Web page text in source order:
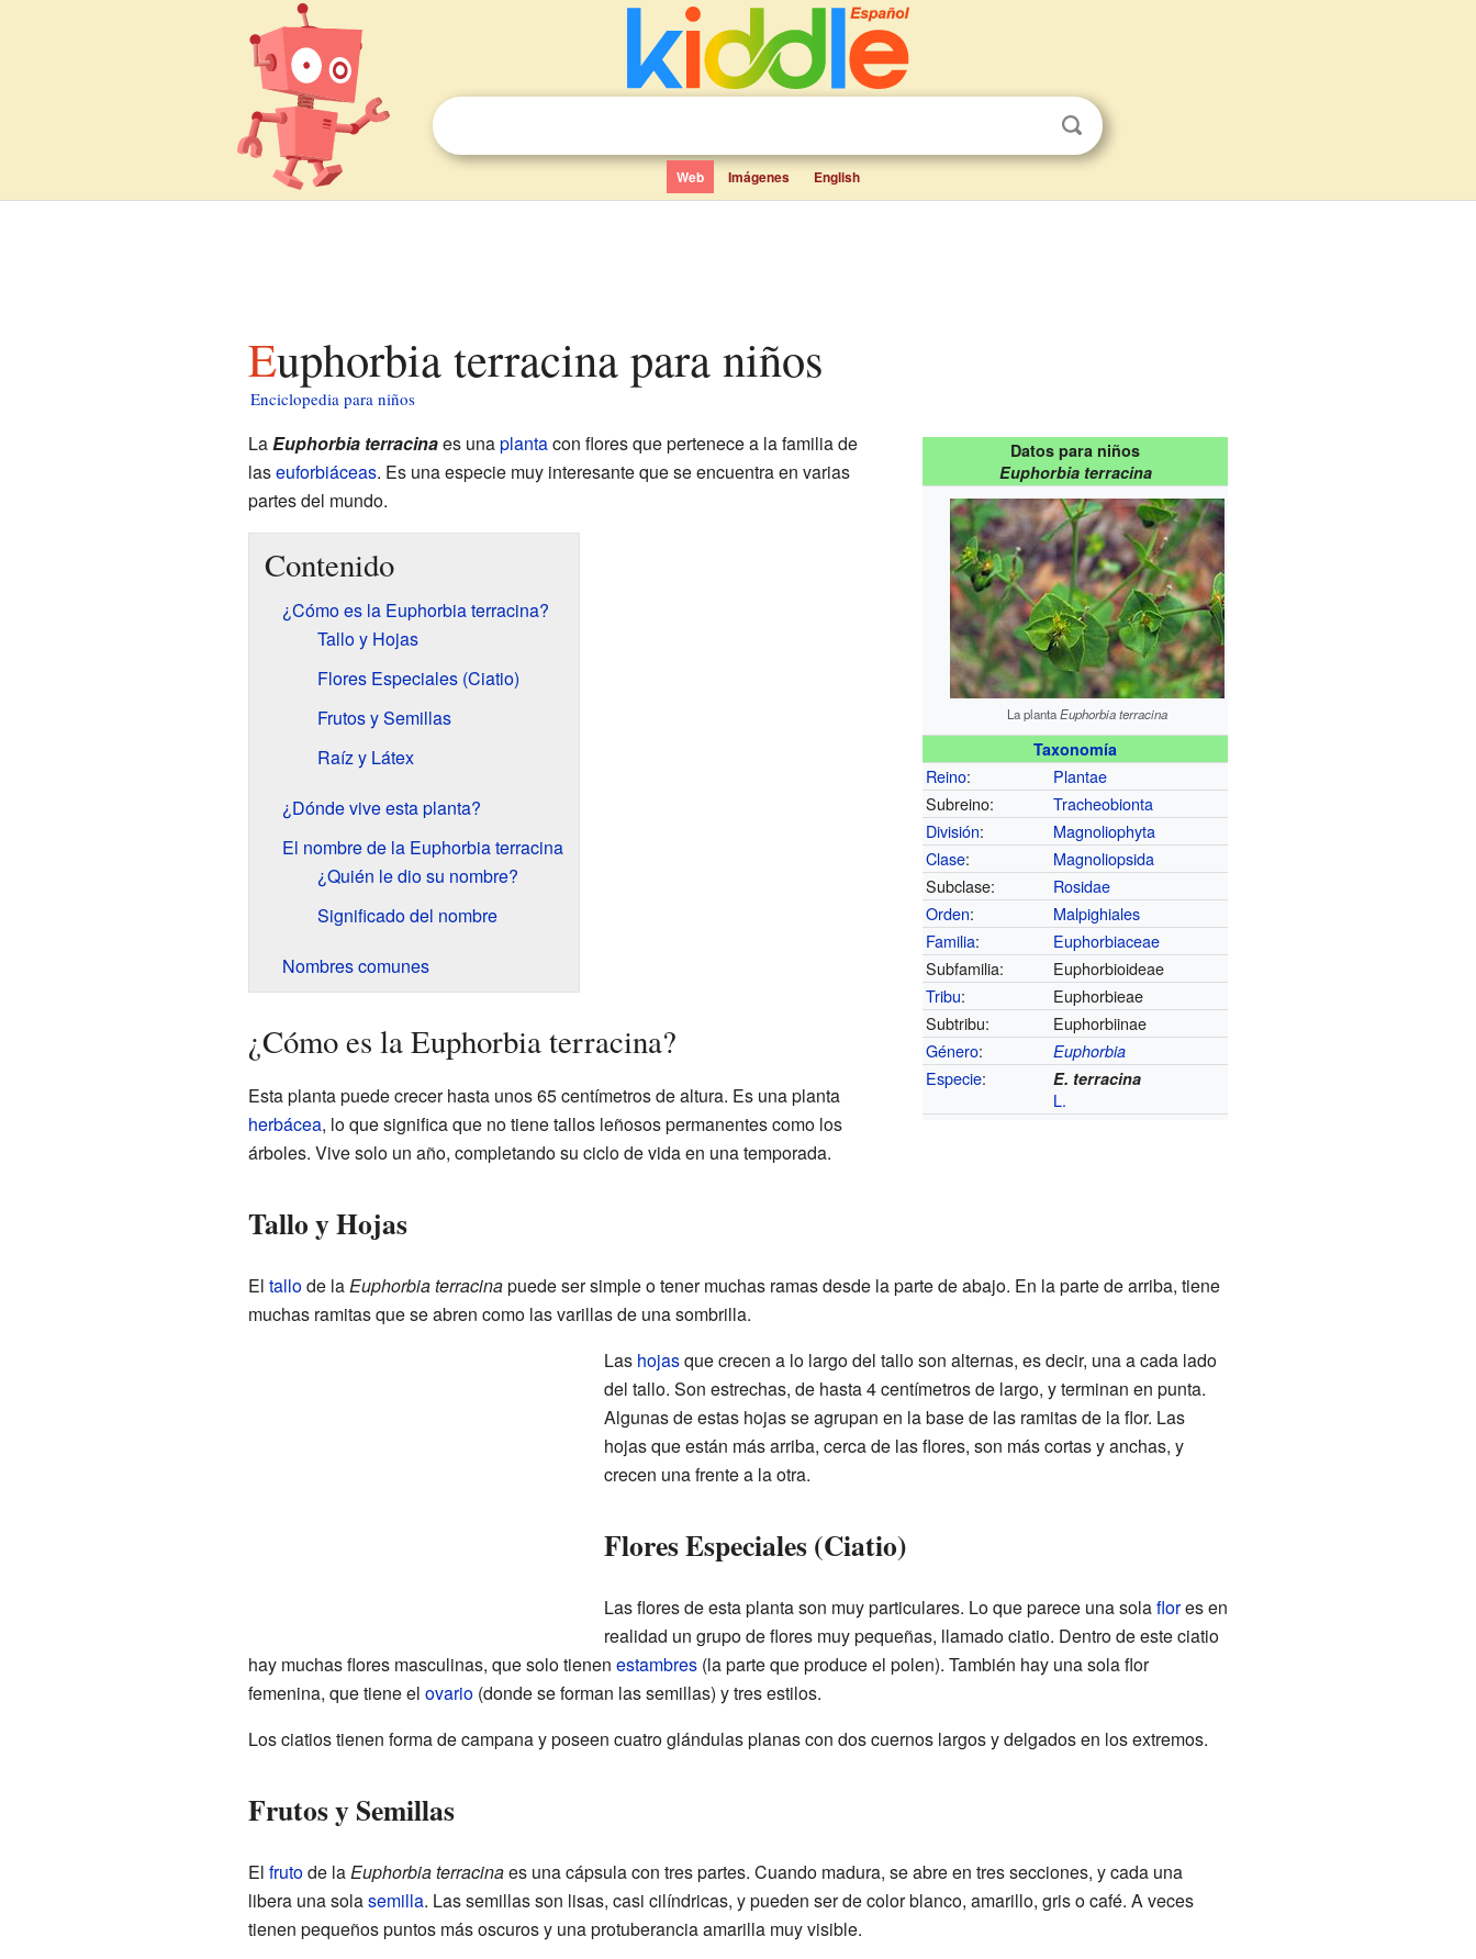
Web Imágenes English
Euphorbia terracina para niños
Enciclopedia para niños
Datos para niños
Euphorbia terracina
La plantaEuphorbia terracina
Taxonomía
Reino:
Plantae
Subreino:
Tracheobionta
División:
Magnoliophyta
Clase:
Magnoliopsida
Subclase:
Rosidae
Orden:
Malpighiales
Familia:
Euphorbiaceae
Subfamilia:
Euphorbioideae
Tribu:
Euphorbieae
Subtribu:
Euphorbiinae
Género: Euphorbia
Especie: E. terracina
L.
LaEuphorbia terracinaes unaplantacon flores que pertenece a la familia de
laseuforbiáceas. Es una especie muy interesante que se encuentra en varias
partes del mundo.
Contenido
¿Cómo es la Euphorbia terracina?
Tallo y Hojas
Flores Especiales (Ciatio)
Frutos y Semillas
Raíz y Látex
¿Dónde vive esta planta?
El nombre de la Euphorbia terracina
¿Quién le dio su nombre?
Significado del nombre
Nombres comunes
¿Cómo es la Euphorbia terracina?
Esta planta puede crecer hasta unos 65 centímetros de altura. Es una planta
herbácea, lo que significa que no tiene tallos leñosos permanentes como los
árboles. Vive solo un año, completando su ciclo de vida en una temporada.
Tallo y Hojas
El tallode laEuphorbia terracinapuede ser simple o tener muchas ramas desde la parte de abajo. En la parte de arriba, tiene
muchas ramitas que se abren como las varillas de una sombrilla.
Las hojasque crecen a lo largo del tallo son alternas, es decir, una a cada lado
del tallo. Son estrechas, de hasta 4 centímetros de largo, y terminan en punta.
Algunas de estas hojas se agrupan en la base de las ramitas de la flor. Las
hojas que están más arriba, cerca de las flores, son más cortas y anchas, y
crecen una frente a la otra.
Flores Especiales (Ciatio)
Las flores de esta planta son muy particulares. Lo que parece una solaflores en
realidad un grupo de flores muy pequeñas, llamado ciatio. Dentro de este ciatio
hay muchas flores masculinas, que solo tienen estambres(la parte que produce el polen). También hay una sola flor
femenina, que tiene el ovario(donde se forman las semillas) y tres estilos.
Los ciatios tienen forma de campana y poseen cuatro glándulas planas con dos cuernos largos y delgados en los extremos.
Frutos y Semillas
El frutode laEuphorbia terracinaes una cápsula con tres partes. Cuando madura, se abre en tres secciones, y cada una
libera una solasemilla. Las semillas son lisas, casi cilíndricas, y pueden ser de color blanco, amarillo, gris o café. A veces
tienen pequeños puntos más oscuros y una protuberancia amarilla muy visible.